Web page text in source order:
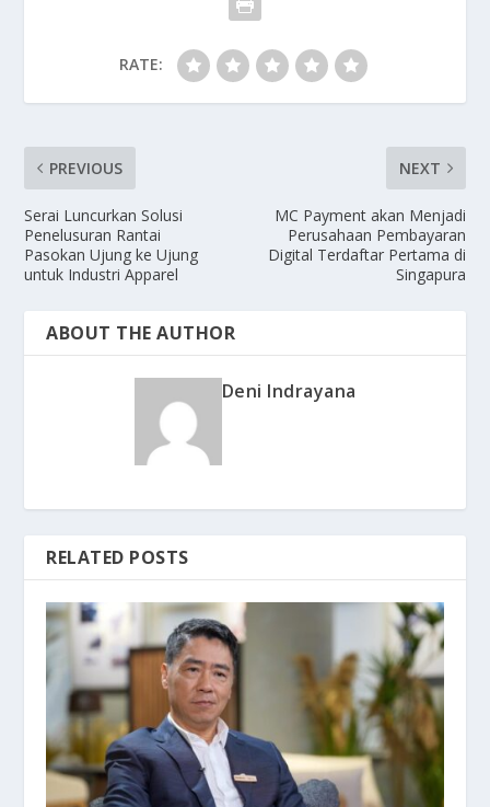
RATE:
PREVIOUS
Serai Luncurkan Solusi
Penelusuran Rantai
Pasokan Ujung ke Ujung
untuk Industri Apparel
NEXT
MC Payment akan Menjadi
Perusahaan Pembayaran
Digital Terdaftar Pertama di
Singapura
ABOUT THE AUTHOR
Deni Indrayana
RELATED POSTS